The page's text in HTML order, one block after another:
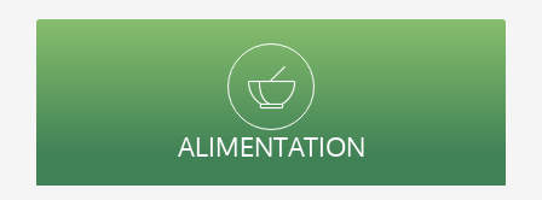
ALIMENTATION